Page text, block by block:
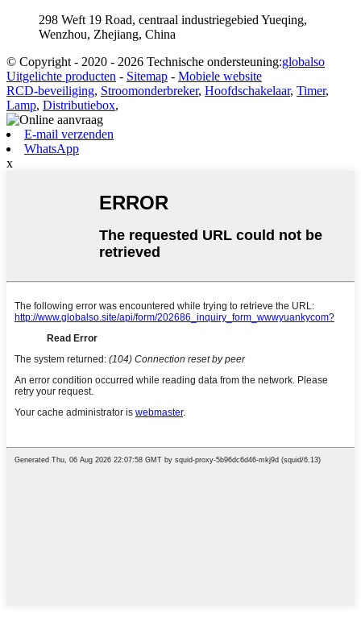
298 Weft 19 Road, centraal industriegebied Yueqing,
Wenzhou, Zhejiang, China
© Copyright - 2020 - 2026 Technische ondersteuning:globalso
Uitgelichte producten - Sitemap - Mobiele website
RCD-beveiliging, Stroomonderbreker, Hoofdschakelaar, Timer,
Lamp, Distributiebox,
E-mail verzenden
WhatsApp
x